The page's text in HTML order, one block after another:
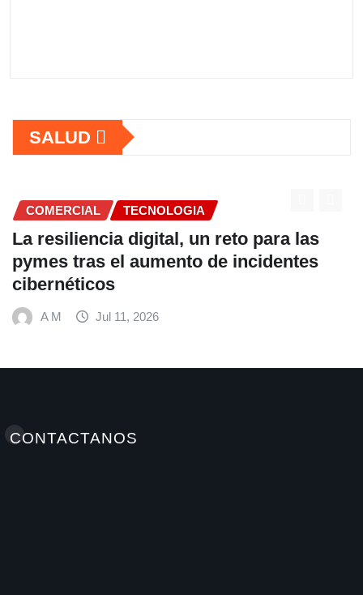
SALUD
COMERCIAL
Fundación Ficohsa fortalece la
alimentación escolar y promueve
hábitos saludables junto al Programa
Mundial de Alimentos y Nestlé